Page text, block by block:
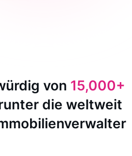
von 15,000+
die weltweit